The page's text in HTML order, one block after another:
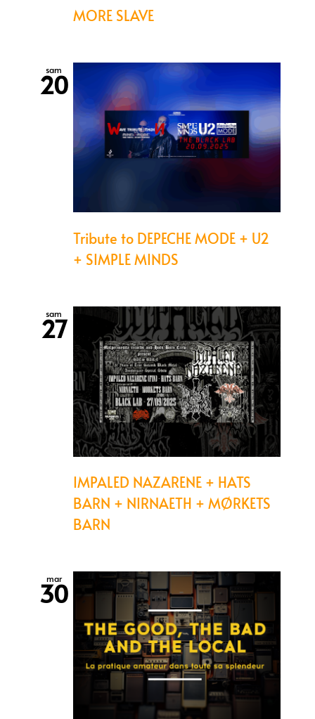
MORE SLAVE
sam
20
Tribute to DEPECHE MODE + U2
+ SIMPLE MINDS
sam
27
IMPALED NAZARENE + HATS
BARN + NIRNAETH + MØRKETS
BARN
mar
30